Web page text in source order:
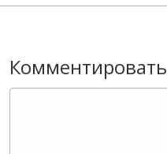
Комментировать